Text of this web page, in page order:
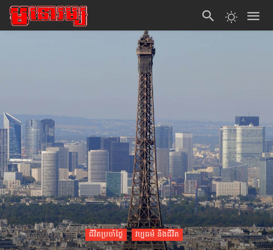
ជីវិតប្រចាំថ្ងៃ វប្បធម៌ និងជីវិត